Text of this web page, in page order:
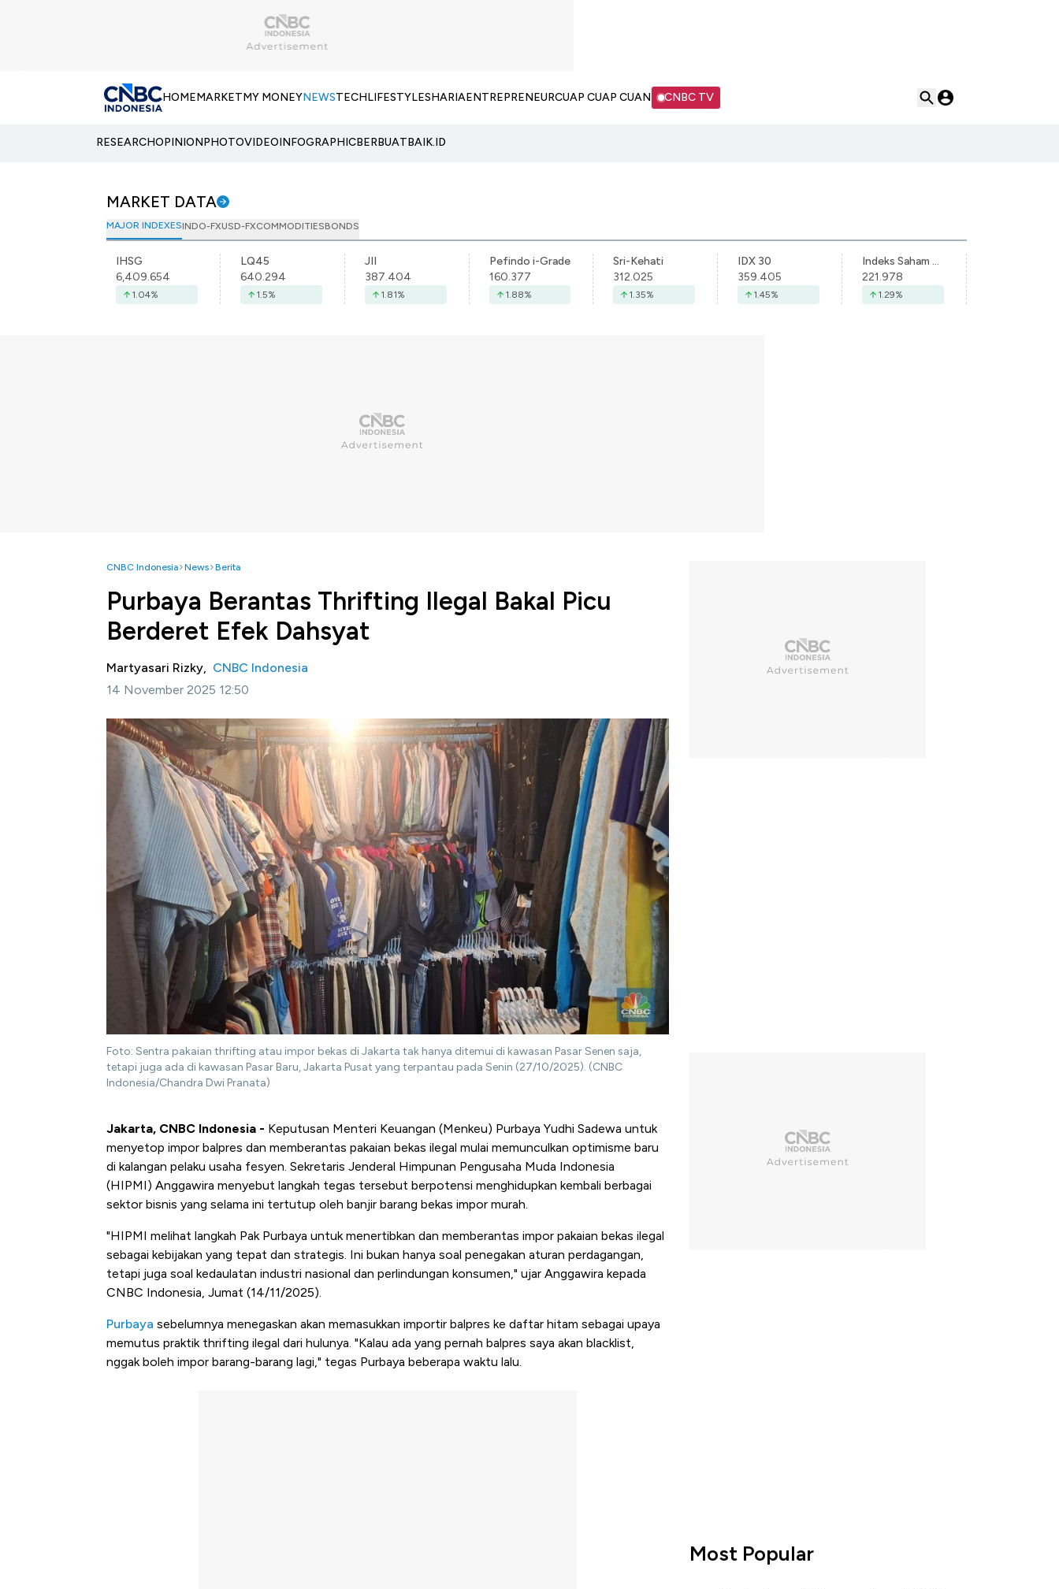
HOMEMARKETMY MONEYNEWSTECHLIFESTYLESHARIAENTREPRENEURCUAP CUAP CUAN CNBC TV
RESEARCHOPINIONPHOTOVIDEOINFOGRAPHICBERBUATBAIK.ID
MARKET DATA
MAJOR INDEXESINDO-FXUSD-FXCOMMODITIESBONDS
IHSG
6,409.654
1.04%
LQ45
640.294
1.5%
JII
387.404
1.81%
Pefindo i-Grade
160.377
1.88%
Sri-Kehati
312.025
1.35%
IDX 30
359.405
1.45%
Indeks Saham Syariah Indonesia
221.978
1.29%
CNBC Indonesia News Berita
Purbaya Berantas Thrifting Ilegal Bakal Picu
Berderet Efek Dahsyat
Martyasari Rizky, CNBC Indonesia
14 November 2025 12:50
Foto: Sentra pakaian thrifting atau impor bekas di Jakarta tak hanya ditemui di kawasan Pasar Senen saja,
tetapi juga ada di kawasan Pasar Baru, Jakarta Pusat yang terpantau pada Senin (27/10/2025). (CNBC
Indonesia/Chandra Dwi Pranata)
Jakarta, CNBC Indonesia - Keputusan Menteri Keuangan (Menkeu) Purbaya Yudhi Sadewa untuk
menyetop impor balpres dan memberantas pakaian bekas ilegal mulai memunculkan optimisme baru
di kalangan pelaku usaha fesyen. Sekretaris Jenderal Himpunan Pengusaha Muda Indonesia
(HIPMI) Anggawira menyebut langkah tegas tersebut berpotensi menghidupkan kembali berbagai
sektor bisnis yang selama ini tertutup oleh banjir barang bekas impor murah.
"HIPMI melihat langkah Pak Purbaya untuk menertibkan dan memberantas impor pakaian bekas ilegal
sebagai kebijakan yang tepat dan strategis. Ini bukan hanya soal penegakan aturan perdagangan,
tetapi juga soal kedaulatan industri nasional dan perlindungan konsumen," ujar Anggawira kepada
CNBC Indonesia, Jumat (14/11/2025).
Purbaya sebelumnya menegaskan akan memasukkan importir balpres ke daftar hitam sebagai upaya
memutus praktik thrifting ilegal dari hulunya. "Kalau ada yang pernah balpres saya akan blacklist,
nggak boleh impor barang-barang lagi," tegas Purbaya beberapa waktu lalu.
Most Popular